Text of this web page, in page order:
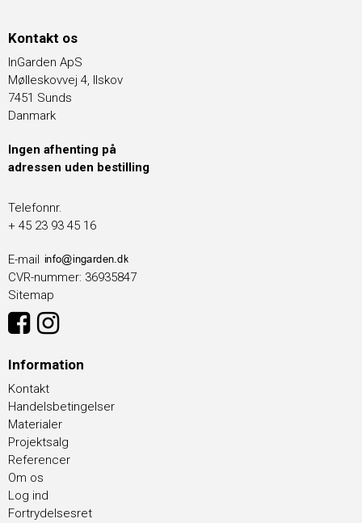
Kontakt os
InGarden ApS
Mølleskovvej 4, Ilskov
7451 Sunds
Danmark
Ingen afhenting på
adressen uden bestilling
Telefonnr.
+ 45 23 93 45 16
E-mail
CVR-nummer: 36935847
Sitemap
Information
Kontakt
Handelsbetingelser
Materialer
Projektsalg
Referencer
Om os
Log ind
Fortrydelsesret